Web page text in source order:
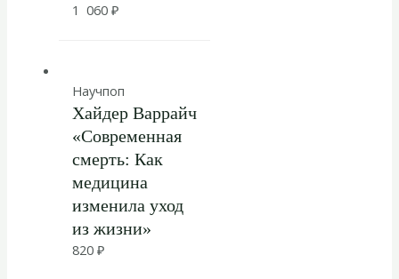
1 060 ₽
Научпоп
Хайдер Варрайч
«Современная
смерть: Как
медицина
изменила уход
из жизни»
820 ₽